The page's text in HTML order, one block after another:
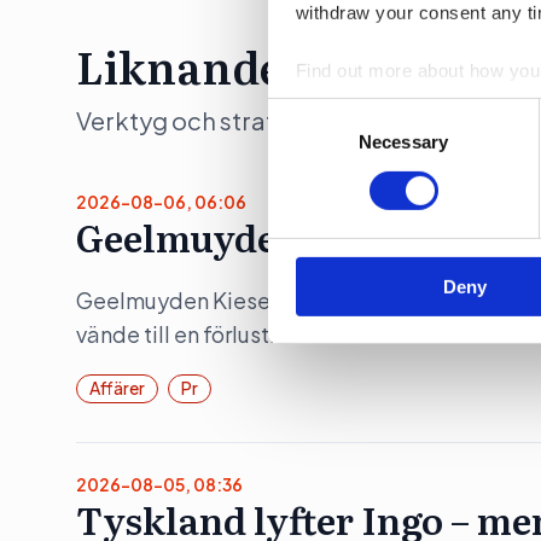
withdraw your consent any
Find out more about how
information about your use
other information that
Necessary
Deny
Liknande artiklar
Verktyg och strategier som moderna
2026-08-06, 06:06
Geelmuyden Kiese ökar
Geelmuyden Kiese fusionerade under 2025
vände till en förlust.
Affärer Pr
2026-08-05, 08:36
Tyskland lyfter Ingo –